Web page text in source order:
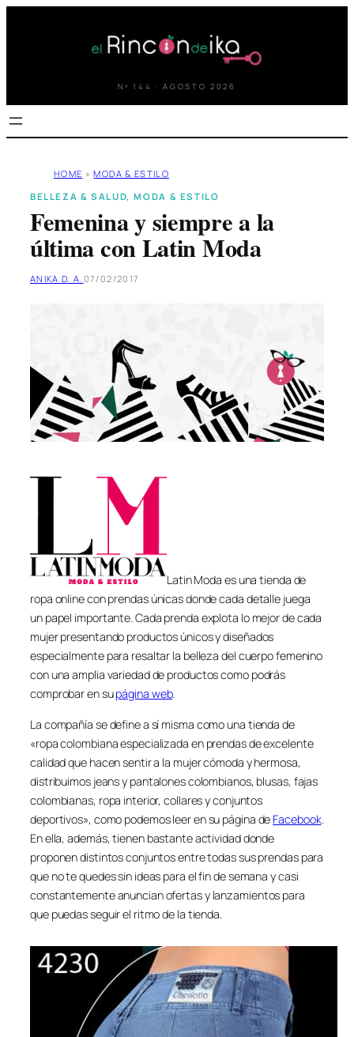
Nº 144 · AGOSTO 2026
HOME » MODA & ESTILO
BELLEZA & SALUD, MODA & ESTILO
Femenina y siempre a la
última con Latin Moda
ANIKA D. A. 07/02/2017
Latin Moda es una tienda de
ropa online con prendas únicas donde cada detalle juega
un papel importante. Cada prenda explota lo mejor de cada
mujer presentando productos únicos y diseñados
especialmente para resaltar la belleza del cuerpo femenino
con una amplia variedad de productos como podrás
comprobar en supágina web.
La compañía se define a sí misma como una tienda de
«ropa colombiana especializada en prendas de excelente
calidad que hacen sentir a la mujer cómoda y hermosa,
distribuimos jeans y pantalones colombianos, blusas, fajas
colombianas, ropa interior, collares y conjuntos
deportivos», como podemos leer en su página de Facebook.
En ella, además, tienen bastante actividad donde
proponen distintos conjuntos entre todas sus prendas para
que no te quedes sin ideas para el fin de semana y casi
constantemente anuncian ofertas y lanzamientos para
que puedas seguir el ritmo de la tienda.